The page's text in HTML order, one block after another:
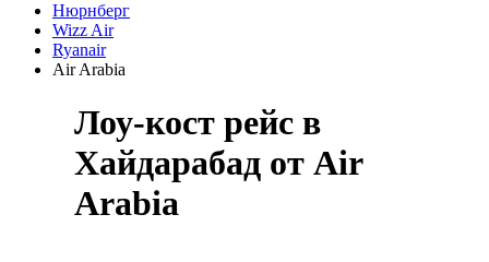
Нюрнберг
Wizz Air
Ryanair
Air Arabia
Лоу-кост рейс в
Хайдарабад от Air
Arabia